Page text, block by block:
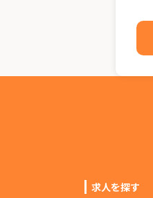
求人を探す